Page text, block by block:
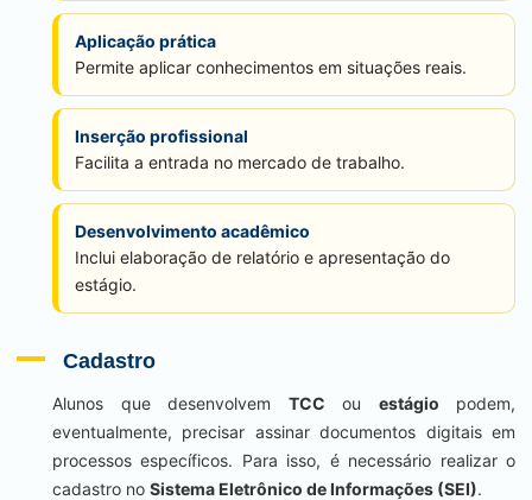
Aplicação prática
Permite aplicar conhecimentos em situações reais.
Inserção profissional
Facilita a entrada no mercado de trabalho.
Desenvolvimento acadêmico
Inclui elaboração de relatório e apresentação do
estágio.
Cadastro
Alunos que desenvolvem TCC ou estágio podem,
eventualmente, precisar assinar documentos digitais em
processos específicos. Para isso, é necessário realizar o
cadastro no Sistema Eletrônico de Informações (SEI).